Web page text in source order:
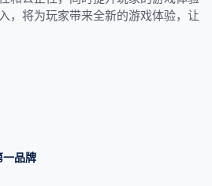
，将为玩家带来全新的游戏体验，让
品牌